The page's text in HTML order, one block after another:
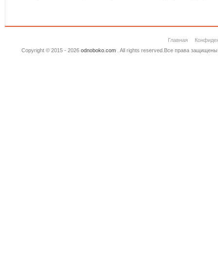
Главная
Copyright © 2015 - 2026 odnoboko.com. All rights reserved.Все права защищены.